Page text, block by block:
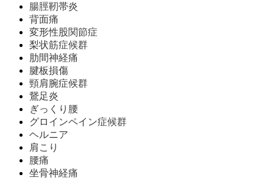
腸脛靭帯炎
背面痛
変形性股関節症
梨状筋症候群
肋間神経痛
腱板損傷
頸肩腕症候群
鵞足炎
ぎっくり腰
グロインペイン症候群
ヘルニア
肩こり
腰痛
坐骨神経痛